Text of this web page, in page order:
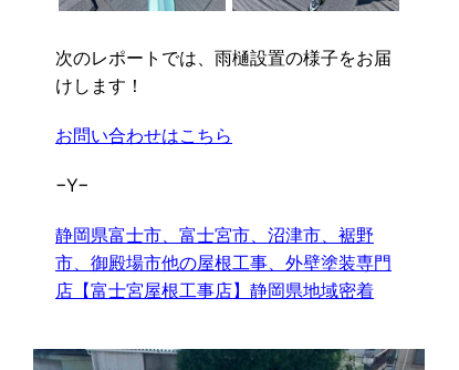
次のレポートでは、雨樋設置の様子をお届
けします！
お問い合わせはこちら
−Y−
静岡県富士市、富士宮市、沼津市、裾野
市、御殿場市他の屋根工事、外壁塗装専門
店【富士宮屋根工事店】静岡県地域密着